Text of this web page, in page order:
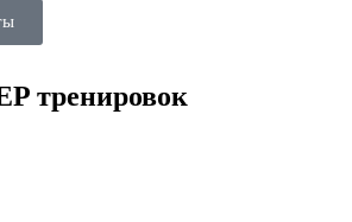
тренировок